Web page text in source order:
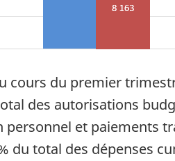
cours du premier
des autorisations
et paiements
total des dépenses